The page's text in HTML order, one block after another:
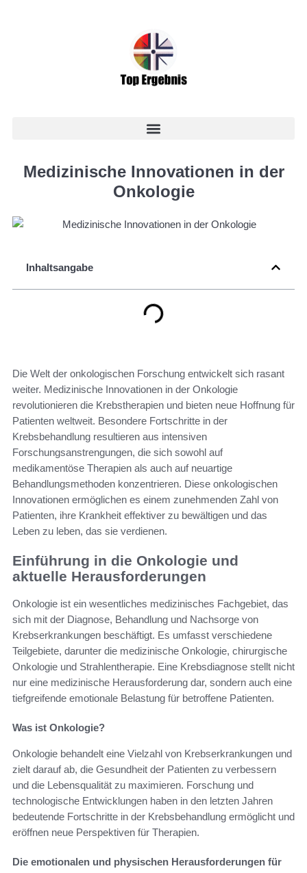
Medizinische Innovationen in der
Onkologie
Inhaltsangabe
Die Welt der onkologischen Forschung entwickelt sich rasant
weiter. Medizinische Innovationen in der Onkologie
revolutionieren die Krebstherapien und bieten neue Hoffnung für
Patienten weltweit. Besondere Fortschritte in der
Krebsbehandlung resultieren aus intensiven
Forschungsanstrengungen, die sich sowohl auf
medikamentöse Therapien als auch auf neuartige
Behandlungsmethoden konzentrieren. Diese onkologischen
Innovationen ermöglichen es einem zunehmenden Zahl von
Patienten, ihre Krankheit effektiver zu bewältigen und das
Leben zu leben, das sie verdienen.
Einführung in die Onkologie und
aktuelle Herausforderungen
Onkologie ist ein wesentliches medizinisches Fachgebiet, das
sich mit der Diagnose, Behandlung und Nachsorge von
Krebserkrankungen beschäftigt. Es umfasst verschiedene
Teilgebiete, darunter die medizinische Onkologie, chirurgische
Onkologie und Strahlentherapie. Eine Krebsdiagnose stellt nicht
nur eine medizinische Herausforderung dar, sondern auch eine
tiefgreifende emotionale Belastung für betroffene Patienten.
Was ist Onkologie?
Onkologie behandelt eine Vielzahl von Krebserkrankungen und
zielt darauf ab, die Gesundheit der Patienten zu verbessern
und die Lebensqualität zu maximieren. Forschung und
technologische Entwicklungen haben in den letzten Jahren
bedeutende Fortschritte in der Krebsbehandlung ermöglicht und
eröffnen neue Perspektiven für Therapien.
Die emotionalen und physischen Herausforderungen für